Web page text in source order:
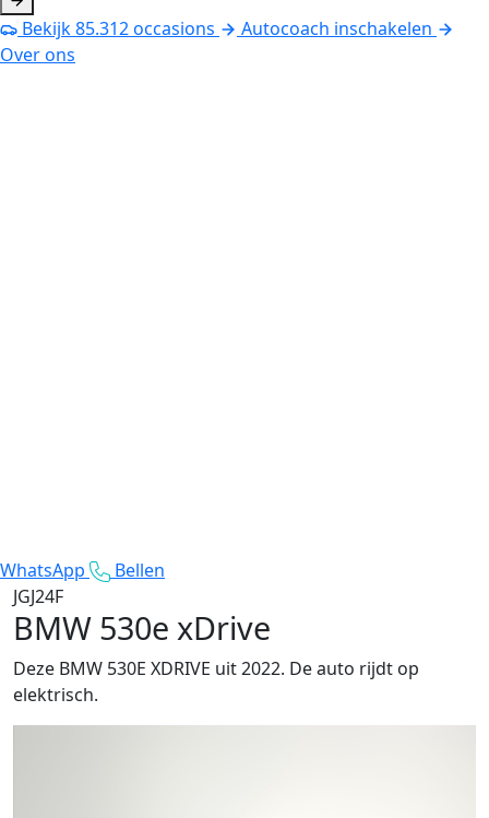
Bekijk85.312occasions
Autocoach inschakelen
Over ons
WhatsApp
Bellen
JGJ24F
BMW 530e xDrive
Deze BMW 530E XDRIVE uit 2022. De auto rijdt op
elektrisch.